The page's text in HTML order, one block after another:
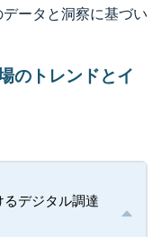
ータと洞察に基づい
のトレンドとイ
デジタル調達